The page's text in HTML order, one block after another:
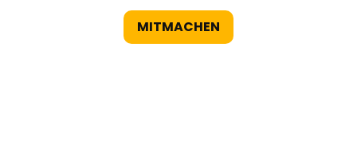
MITMACHEN